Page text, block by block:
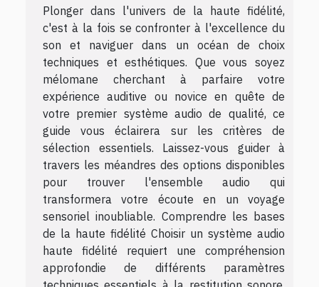
Plonger dans l'univers de la haute fidélité,
c'est à la fois se confronter à l'excellence du
son et naviguer dans un océan de choix
techniques et esthétiques. Que vous soyez
mélomane cherchant à parfaire votre
expérience auditive ou novice en quête de
votre premier système audio de qualité, ce
guide vous éclairera sur les critères de
sélection essentiels. Laissez-vous guider à
travers les méandres des options disponibles
pour trouver l'ensemble audio qui
transformera votre écoute en un voyage
sensoriel inoubliable. Comprendre les bases
de la haute fidélité Choisir un système audio
haute fidélité requiert une compréhension
approfondie de différents paramètres